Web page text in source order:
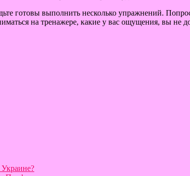
готовы выполнить несколько упражнений.
на тренажере, какие у вас ощущения, вы не